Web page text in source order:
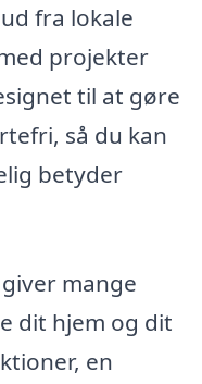
fra lokale
projekter
til at gøre
så du kan
betyder
mange
dit hjem og dit
en